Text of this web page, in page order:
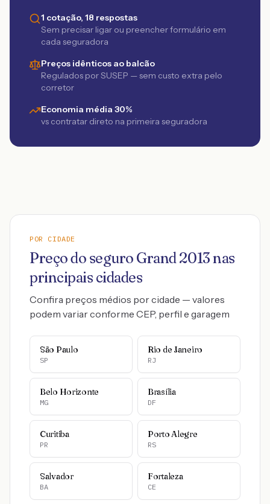
1 cotação, 18 respostas
Sem precisar ligar ou preencher formulário em
cada seguradora
Preços idênticos ao balcão
Regulados por SUSEP — sem custo extra pelo
corretor
Economia média 30%
vs contratar direto na primeira seguradora
POR CIDADE
Preço do seguro Grand2013nas
principais cidades
Confira preços médios por cidade — valores
podem variar conforme CEP, perfil e garagem
São Paulo
SP
Rio de Janeiro
RJ
Belo Horizonte
MG
Brasília
DF
Curitiba
PR
Porto Alegre
RS
Salvador
BA
Fortaleza
CE